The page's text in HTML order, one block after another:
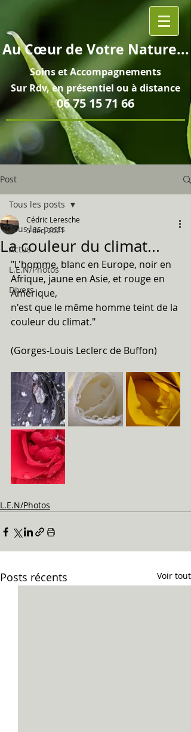
AuCœurde Votre Nature...
Soins etAccompagnements
Sur Rdv, en présentiel ou à distance
06 75 15 71 66
Post
Tous les posts
Actus
L.E.N/Photos
Divers
Tous les posts
La couleur du climat...
Cédric Leresche
5 déc. 2021
"L'homme, blanc en Europe, noir en
Afrique, jaune en Asie, et rouge en
Amérique,
n'est que le même homme teint de la
couleur du climat."
(Gorges-Louis Leclerc de Buffon)
L.E.N/Photos
Posts récents Voir tout